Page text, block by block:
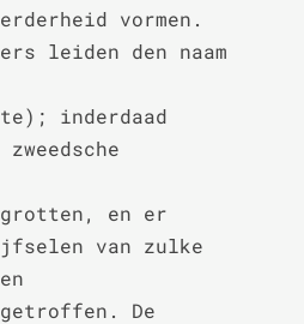
vormen.
leiden den naam
inderdaad
en er
van zulke
De